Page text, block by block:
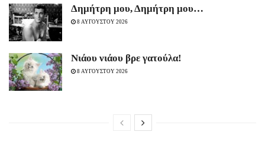
Δημήτρη μου, Δημήτρη μου…
8 ΑΥΓΟΥΣΤΟΥ 2026
Νιάου νιάου βρε γατούλα!
8 ΑΥΓΟΥΣΤΟΥ 2026